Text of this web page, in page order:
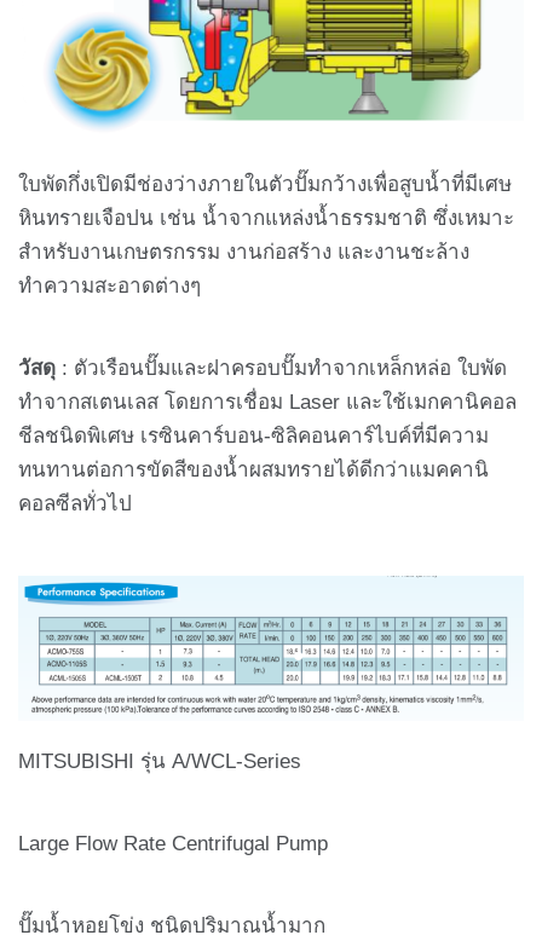
ใบพัดกึ่งเปิดมีช่องว่างภายในตัวปั๊มกว้างเพื่อสูบน้ำที่มีเศษ
หินทรายเจือปน เช่น น้ำจากแหล่งน้ำธรรมชาติ ซึ่งเหมาะ
สำหรับงานเกษตรกรรม งานก่อสร้าง และงานชะล้าง
ทำความสะอาดต่างๆ
วัสดุ : ตัวเรือนปั๊มและฝาครอบปั๊มทำจากเหล็กหล่อ ใบพัด
ทำจากสเตนเลส โดยการเชื่อม Laser และใช้เมกคานิคอล
ชีลชนิดพิเศษ เรซินคาร์บอน-ซิลิคอนคาร์ไบค์ที่มีความ
ทนทานต่อการขัดสีของน้ำผสมทรายได้ดีกว่าแมคคานิ
คอลซีลทั่วไป
MITSUBISHI รุ่น A/WCL-Series
Large Flow Rate Centrifugal Pump
ปั๊มน้ำหอยโข่ง ชนิดปริมาณน้ำมาก